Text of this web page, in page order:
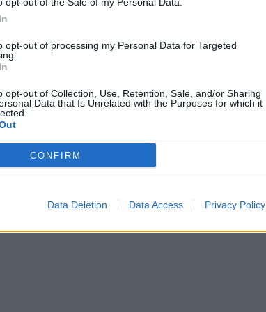
opt-out of processing my Personal Data for Targeted
opt-out of Collection, Use, Retention, Sale, and/or Sharing
Data that Is Unrelated with the Purposes for which it
CONFIRM
Data Deletion Data Access Privacy Policy
tu dla Ciebie!
z życia Kościoła w Polsce i na świecie.
będzie coraz trudniejsze.
za pośrednictwem serwisu Patronite.
Więcej informacji znajdziesz